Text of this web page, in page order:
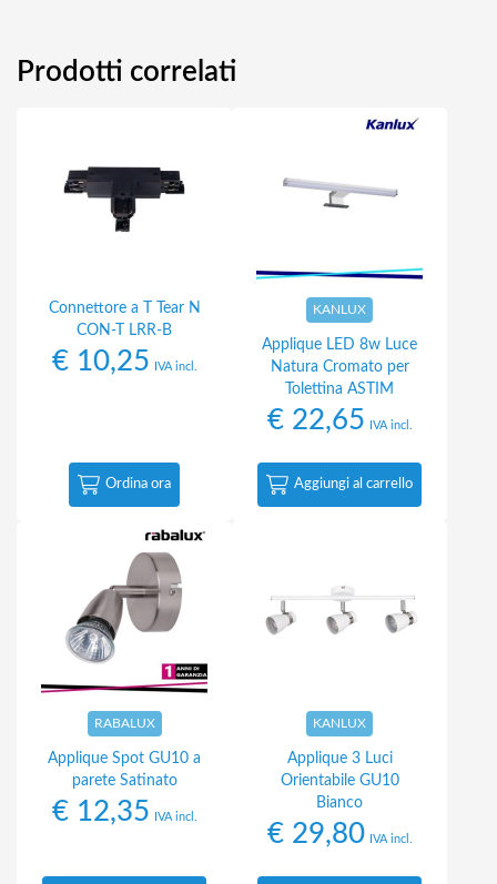
Prodotti correlati
Connettore a T Tear N
CON-T LRR-B
€10,25 IVA incl.
Ordina ora
KANLUX
Applique LED 8w Luce
Natura Cromato per
Tolettina ASTIM
€22,65 IVA incl.
Aggiungi al carrello
RABALUX
Applique Spot GU10 a
parete Satinato
€12,35 IVA incl.
KANLUX
Applique 3 Luci
Orientabile GU10
Bianco
€29,80 IVA incl.